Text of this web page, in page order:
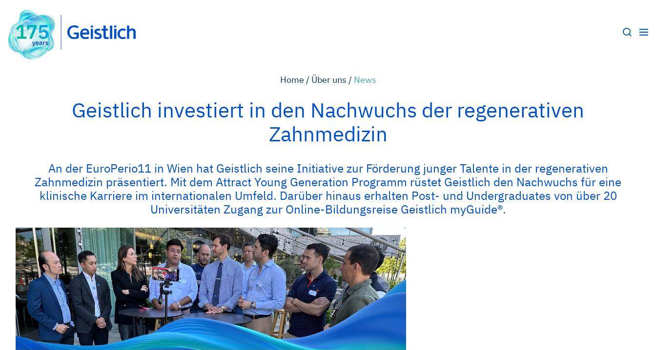
Home / Über uns / News
Geistlich investiert in den Nachwuchs der regenerativen
Zahnmedizin
An der EuroPerio11 in Wien hat Geistlich seine Initiative zur Förderung junger Talente in der regenerativen
Zahnmedizin präsentiert. Mit dem Attract Young Generation Programm rüstet Geistlich den Nachwuchs für eine
klinische Karriere im internationalen Umfeld. Darüber hinaus erhalten Post- und Undergraduates von über 20
Universitäten Zugang zur Online-Bildungsreise Geistlich myGuide®.